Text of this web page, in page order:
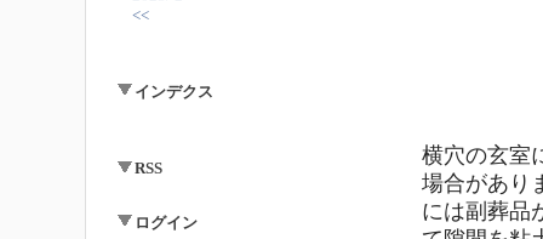
<<
インデクス
RSS
ログイン
横穴の玄室
場合があり
には副葬品